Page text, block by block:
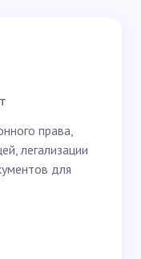
права,
легализации
для